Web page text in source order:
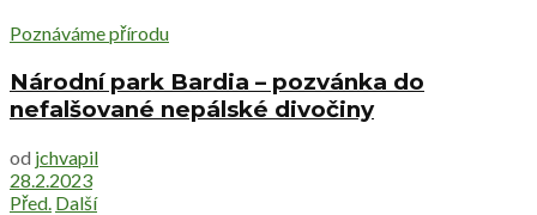
Poznáváme přírodu
Národní park Bardia – pozvánka do
nefalšované nepálské divočiny
od jchvapil
28.2.2023
Před. Další